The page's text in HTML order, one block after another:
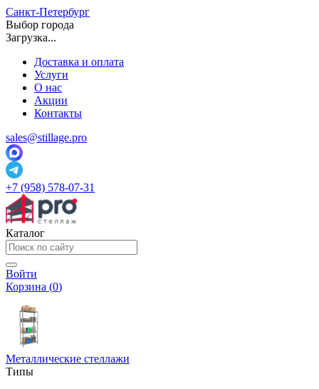
Санкт-Петербург
Выбор города
Загрузка...
Доставка и оплата
Услуги
О нас
Акции
Контакты
sales@stillage.pro
+7 (958) 578-07-31
Каталог
Войти
Корзина (0)
Металлические стеллажи
Типы